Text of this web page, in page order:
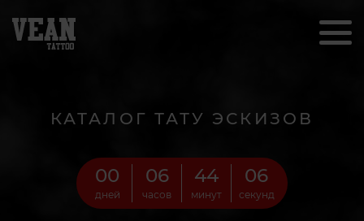
КАТАЛОГ ТАТУ ЭСКИЗОВ
00
дней
06
часов
44
минут
05
секунд